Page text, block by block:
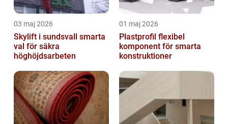
03 maj 2026
Skylift i sundsvall smarta
val för säkra
höghöjdsarbeten
01 maj 2026
Plastprofil flexibel
komponent för smarta
konstruktioner